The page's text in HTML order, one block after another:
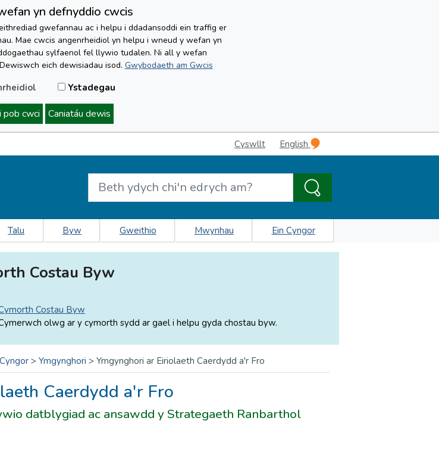
yn defnyddio cwcis
gwefannau ac i helpu i ddadansoddi ein traffig er
Mae cwcis angenrheidiol yn helpu i wneud y wefan yn
sylfaenol fel llywio tudalen. Ni all y wefan
eich dewisiadau isod. Gwybodaeth am Gwcis
Ystadegau
pob cwci Caniatáu dewis
Cyswllt English
Talu Byw Gweithio Mwynhau Ein Cyngor
Costau Byw
Costau Byw
olwg ar y cymorth sydd ar gael i helpu gyda chostau byw.
Cyngor > Ymgynghori > Ymgynghori ar Eiriolaeth Caerdydd a'r Fro
Caerdydd a'r Fro
datblygiad ac ansawdd y Strategaeth Ranbarthol